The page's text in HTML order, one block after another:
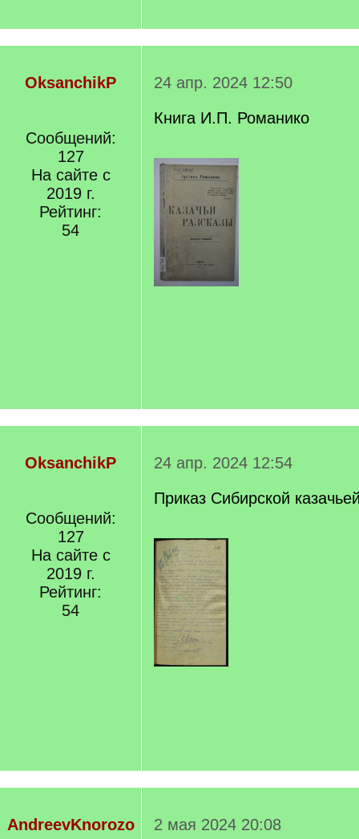
OksanchikP
Сообщений:
127
На сайте с
2019 г.
Рейтинг:
54
24 апр. 2024 12:50
Книга И.П. Романико
OksanchikP
Сообщений:
127
На сайте с
2019 г.
Рейтинг:
54
24 апр. 2024 12:54
Приказ Сибирской
AndreevKnorozo
2 мая 2024 20:08